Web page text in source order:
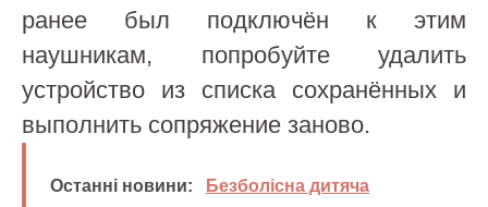
ранее был подключён к этим
наушникам, попробуйте удалить
устройство из списка сохранённых и
выполнить сопряжение заново.
Останні новини:
Безболісна дитяча